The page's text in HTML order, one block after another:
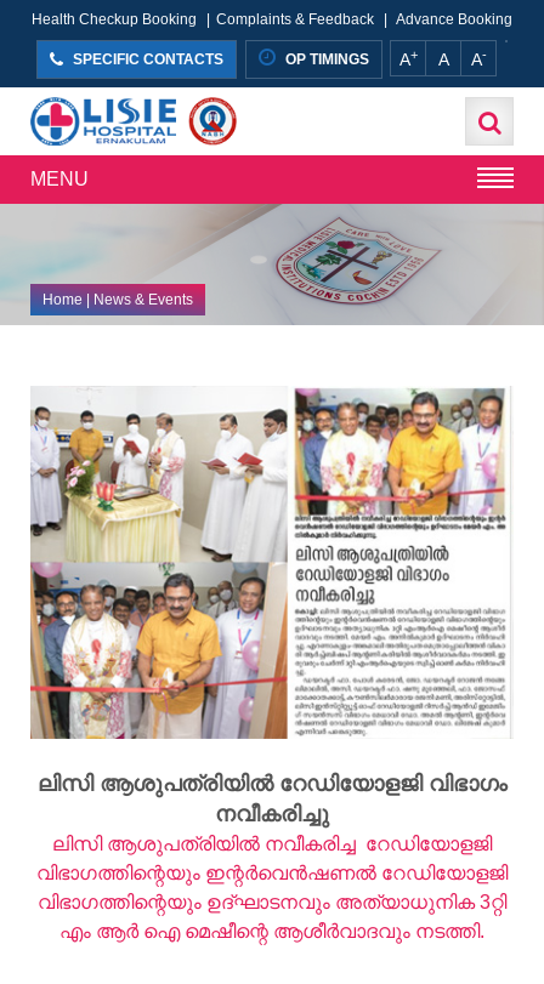
Health Checkup Booking Complaints & Feedback Advance Booking
SPECIFIC CONTACTS OP TIMINGS A+ A A-
MENU
Home| News & Events
ലിസി ആശുപത്രിയിൽ റേഡിയോളജി വിഭാഗം
നവീകരിച്ചു
ലിസി ആശുപത്രിയില്‍ നവീകരിച്ച റേഡിയോളജി
വിഭാഗത്തിന്റെയും ഇന്റര്‍വെന്‍ഷണല്‍ റേഡിയോളജി
വിഭാഗത്തിന്റെയും ഉദ്ഘാടനവും അത്യാധുനിക 3റ്റി
എം ആര്‍ ഐ മെഷീന്റെ ആശീര്‍വാദവും നടത്തി.